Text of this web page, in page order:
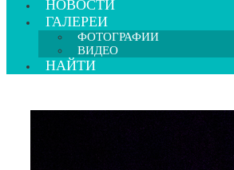
НОВОСТИ
ГАЛЕРЕИ
ФОТОГРАФИИ
ВИДЕО
НАЙТИ